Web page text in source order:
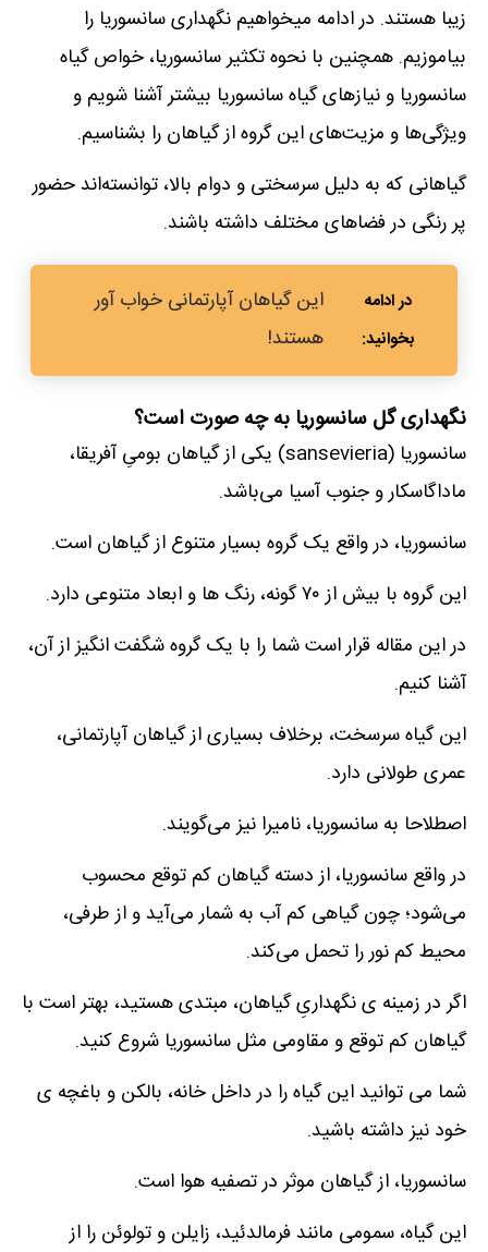
زیبا هستند. در ادامه میخواهیم نگهداری سانسوریا را
بیاموزیم. همچنین با نحوه تکثیر سانسوریا، خواص گیاه
سانسوریا و نیازهای گیاه سانسوریا بیشتر آشنا شویم و
ویژگی‌ها و مزیت‌های این گروه از گیاهان را بشناسیم.
گیاهانی که به دلیل سرسختی و دوام بالا، توانسته‌اند حضور
پر رنگی در فضاهای مختلف داشته باشند.
این گیاهان آپارتمانی خواب آور
هستند!
نگهداری گل سانسوریا به چه صورت است؟
سانسوریا (sansevieria) یکی از گیاهان بومیِ آفریقا،
ماداگاسکار و جنوب آسیا می‌باشد.
سانسوریا، در واقع یک گروه بسیار متنوع از گیاهان است.
این گروه با بیش از ۷۰ گونه، رنگ‌ ها و ابعاد متنوعی دارد.
در این مقاله قرار است شما را با یک گروه شگفت انگیز از آن،
آشنا کنیم.
این گیاه سرسخت، برخلاف بسیاری از گیاهان آپارتمانی،
عمری طولانی دارد.
اصطلاحا به سانسوریا، نامیرا نیز می‌گویند.
در واقع سانسوریا، از دسته گیاهان کم توقع محسوب
می‌شود؛ چون گیاهی کم آب به شمار می‌آید و از طرفی،
محیط کم نور را تحمل می‌کند.
اگر در زمینه ی نگهداریِ گیاهان، مبتدی هستید، بهتر است با
گیاهان کم توقع و مقاومی مثل سانسوریا شروع کنید.
شما می توانید این گیاه را در داخل خانه، بالکن و باغچه ی
خود نیز داشته باشید.
سانسوریا، از گیاهان موثر در تصفیه هوا است.
این گیاه، سمومی مانند فرمالدئید، زایلن و تولوئن را از